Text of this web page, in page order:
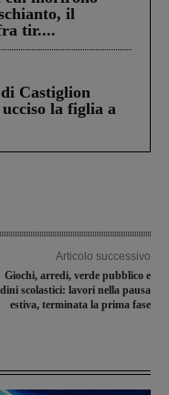
il
tir....
Castiglion
la figlia a
Articolo successivo
Giochi, arredi, verde pubblico e
scolastici: lavori nella pausa
estiva, terminata la prima fase